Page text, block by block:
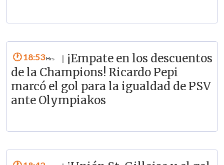
18:53
¡Empate en los descuentos
de la Champions! Ricardo Pepi
marcó el gol para la igualdad de PSV
ante Olympiakos